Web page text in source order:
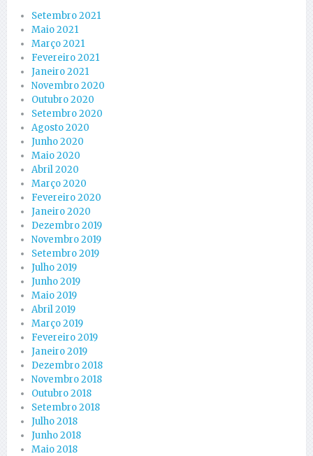
Setembro 2021
Maio 2021
Março 2021
Fevereiro 2021
Janeiro 2021
Novembro 2020
Outubro 2020
Setembro 2020
Agosto 2020
Junho 2020
Maio 2020
Abril 2020
Março 2020
Fevereiro 2020
Janeiro 2020
Dezembro 2019
Novembro 2019
Setembro 2019
Julho 2019
Junho 2019
Maio 2019
Abril 2019
Março 2019
Fevereiro 2019
Janeiro 2019
Dezembro 2018
Novembro 2018
Outubro 2018
Setembro 2018
Julho 2018
Junho 2018
Maio 2018